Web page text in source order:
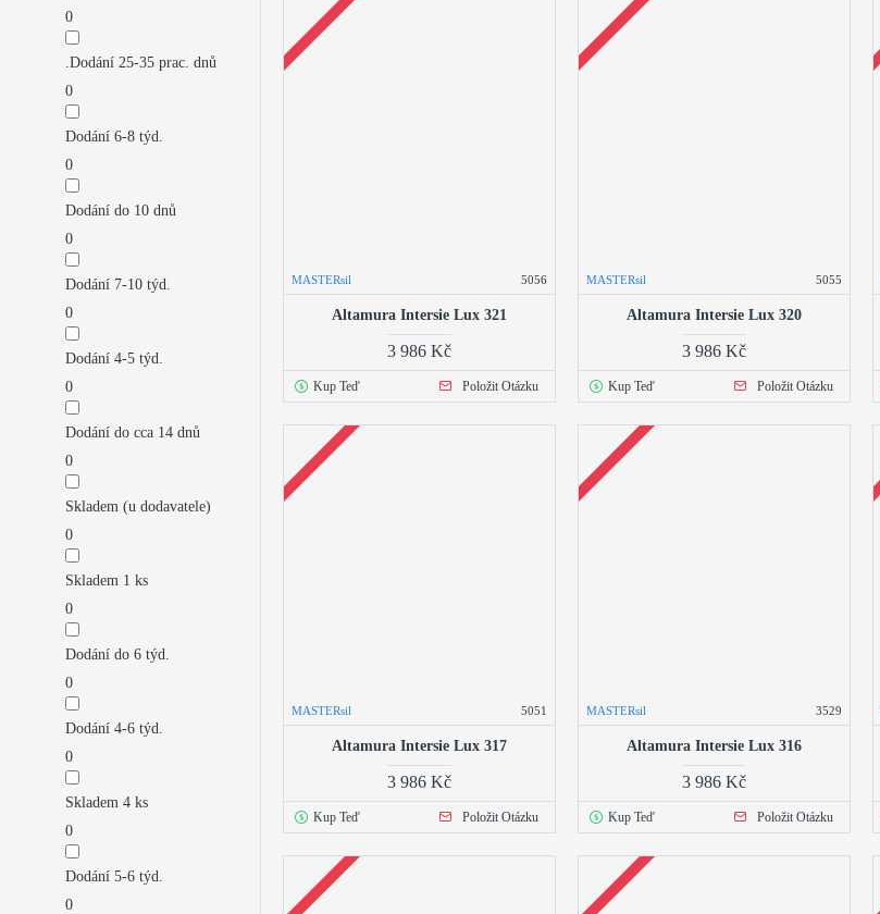
0
.Dodání 25-35 prac. dnů
0
Dodání 6-8 týd.
0
Dodání do 10 dnů
0
Dodání 7-10 týd.
0
Dodání 4-5 týd.
0
Dodání do cca 14 dnů
0
Skladem (u dodavatele)
0
Skladem 1 ks
0
Dodání do 6 týd.
0
Dodání 4-6 týd.
0
Skladem 4 ks
0
Dodání 5-6 týd.
0
MASTERsil 5056
Altamura Intersie Lux 321
3 986 Kč
Kup Teď Položit Otázku
MASTERsil 5055
Altamura Intersie Lux 320
3 986 Kč
Kup Teď Položit Otázku
MASTERsil 5051
Altamura Intersie Lux 317
3 986 Kč
Kup Teď Položit Otázku
MASTERsil 3529
Altamura Intersie Lux 316
3 986 Kč
Kup Teď Položit Otázku